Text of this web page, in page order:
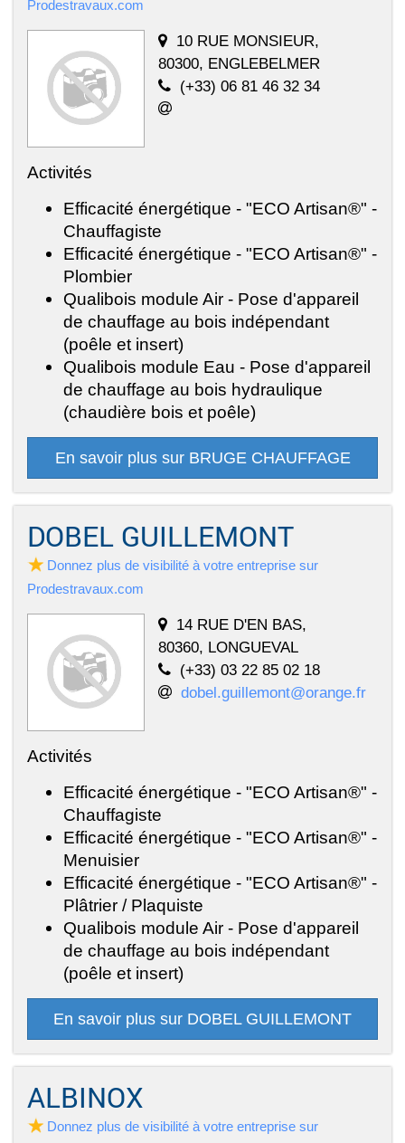
Prodestravaux.com
10 RUE MONSIEUR,
80300, ENGLEBELMER
(+33) 06 81 46 32 34
Activités
Efficacité énergétique - "ECO Artisan®" -
Chauffagiste
Efficacité énergétique - "ECO Artisan®" -
Plombier
Qualibois module Air - Pose d'appareil
de chauffage au bois indépendant
(poêle et insert)
Qualibois module Eau - Pose d'appareil
de chauffage au bois hydraulique
(chaudière bois et poêle)
En savoir plus sur BRUGE CHAUFFAGE
DOBEL GUILLEMONT
Donnez plus de visibilité à votre entreprise sur
Prodestravaux.com
14 RUE D'EN BAS,
80360, LONGUEVAL
(+33) 03 22 85 02 18
dobel.guillemont@orange.fr
Activités
Efficacité énergétique - "ECO Artisan®" -
Chauffagiste
Efficacité énergétique - "ECO Artisan®" -
Menuisier
Efficacité énergétique - "ECO Artisan®" -
Plâtrier / Plaquiste
Qualibois module Air - Pose d'appareil
de chauffage au bois indépendant
(poêle et insert)
En savoir plus sur DOBEL GUILLEMONT
ALBINOX
Donnez plus de visibilité à votre entreprise sur